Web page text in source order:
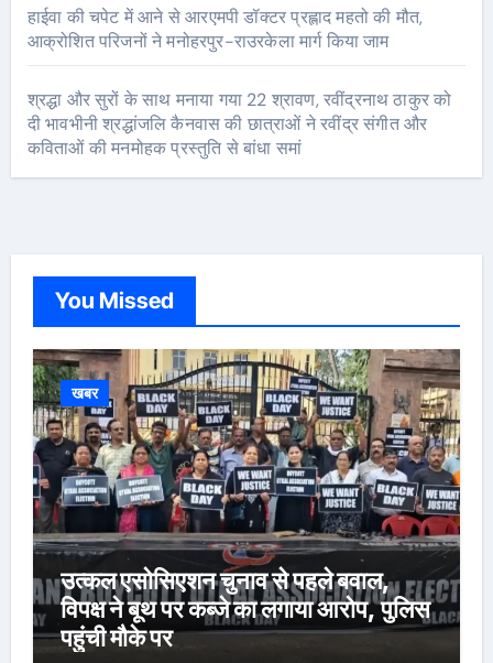
हाईवा की चपेट में आने से आरएमपी डॉक्टर प्रह्लाद महतो की मौत,
आक्रोशित परिजनों ने मनोहरपुर-राउरकेला मार्ग किया जाम
श्रद्धा और सुरों के साथ मनाया गया 22 श्रावण, रवींद्रनाथ ठाकुर को
दी भावभीनी श्रद्धांजलि कैनवास की छात्राओं ने रवींद्र संगीत और
कविताओं की मनमोहक प्रस्तुति से बांधा समां
You Missed
खबर
उत्कल एसोसिएशन चुनाव से पहले बवाल,
विपक्ष ने बूथ पर कब्जे का लगाया आरोप, पुलिस
पहुंची मौके पर